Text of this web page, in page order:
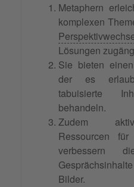
Metaphern
komplexen
Lösungen
Sie bieten
der es
tabuisierte
behandeln.
Zudem
Ressourcen
verbessern
Bilder.